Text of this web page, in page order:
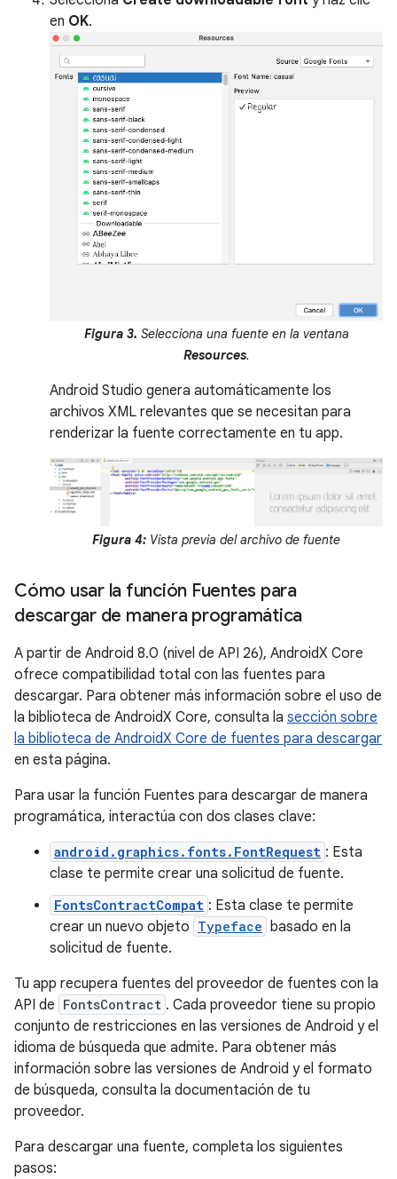
en OK.
Figura 3. Selecciona una fuente en la ventana
Resources.
Android Studio genera automáticamente los
archivos XML relevantes que se necesitan para
renderizar la fuente correctamente en tu app.
Figura 4: Vista previa del archivo de fuente
Cómo usar la función Fuentes para
descargar de manera programática
A partir de Android 8.0 (nivel de API 26), AndroidX Core
ofrece compatibilidad total con las fuentes para
descargar. Para obtener más información sobre el uso de
la biblioteca de AndroidX Core, consulta la sección sobre
la biblioteca de AndroidX Core de fuentes para descargar
en esta página.
Para usar la función Fuentes para descargar de manera
programática, interactúa con dos clases clave:
android.graphics.fonts.FontRequest : Esta
clase te permite crear una solicitud de fuente.
FontsContractCompat : Esta clase te permite
crear un nuevo objeto Typeface basado en la
solicitud de fuente.
Tu app recupera fuentes del proveedor de fuentes con la
API de FontsContract . Cada proveedor tiene su propio
conjunto de restricciones en las versiones de Android y el
idioma de búsqueda que admite. Para obtener más
información sobre las versiones de Android y el formato
de búsqueda, consulta la documentación de tu
proveedor.
Para descargar una fuente, completa los siguientes
pasos: